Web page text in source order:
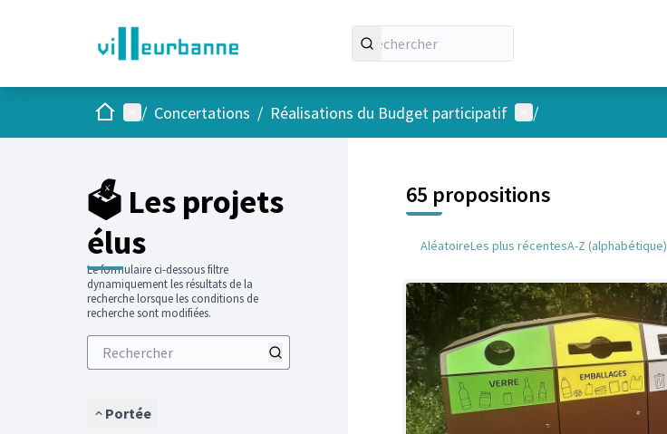
AccueilMenu principal
/ Concertations / Réalisations du Budget participatif Menu utilisateur
/
🗳️ Les projets
élus
Le formulaire ci-dessous filtre
dynamiquement les résultats de la
recherche lorsque les conditions de
recherche sont modifiées.
Portée
65 propositions
AléatoireLes plus récentesA-Z (alphabétique)